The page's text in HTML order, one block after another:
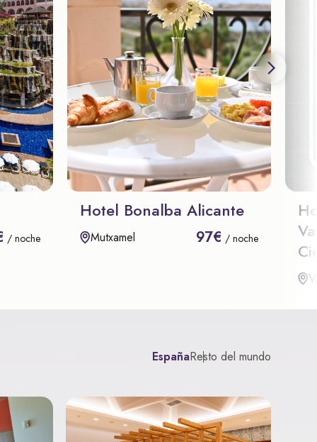
/ noche
Hotel Bonalba Alicante
Mutxamel 97€ / noche
EspañaResto del mundo